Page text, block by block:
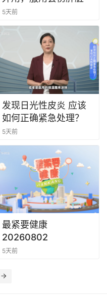
5天前
发现日光性皮炎 应该
如何正确紧急处理？
5天前
最紧要健康
20260802
5天前